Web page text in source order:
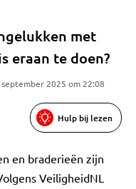
met
eraan te doen?
2025 om 22:08
Hulp bij lezen
en braderieën zijn
VeiligheidNL